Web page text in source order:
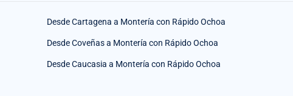
Desde Cartagena a Montería con Rápido Ochoa
Desde Coveñas a Montería con Rápido Ochoa
Desde Caucasia a Montería con Rápido Ochoa